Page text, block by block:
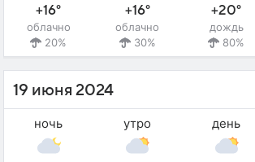
+16°
облачно
20%
+16°
облачно
30%
+20°
дождь
80%
19 июня 2024
ночь утро день